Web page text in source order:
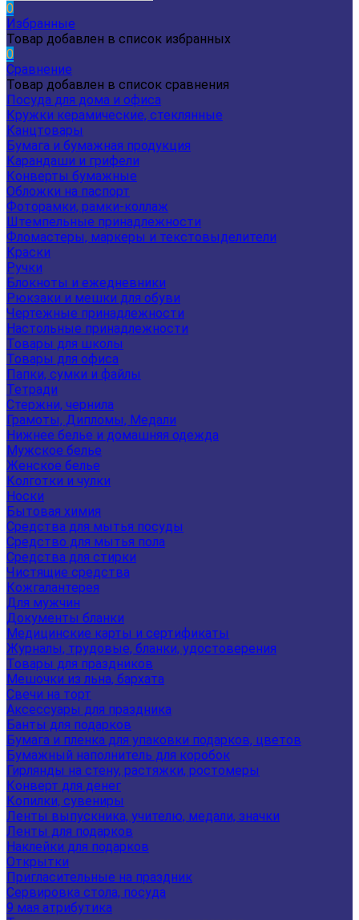
0
Избранные
Товар добавлен в список избранных
0
Сравнение
Товар добавлен в список сравнения
Посуда для дома и офиса
Кружки керамические, стеклянные
Канцтовары
Бумага и бумажная продукция
Карандаши и грифели
Конверты бумажные
Обложки на паспорт
Фоторамки, рамки-коллаж
Штемпельные принадлежности
Фломастеры, маркеры и текстовыделители
Краски
Ручки
Блокноты и ежедневники
Рюкзаки и мешки для обуви
Чертежные принадлежности
Настольные принадлежности
Товары для школы
Товары для офиса
Папки, сумки и файлы
Тетради
Стержни, чернила
Грамоты, Дипломы, Медали
Нижнее белье и домашняя одежда
Мужское белье
Женское белье
Колготки и чулки
Носки
Бытовая химия
Средства для мытья посуды
Средство для мытья пола
Средства для стирки
Чистящие средства
Кожгалантерея
Для мужчин
Документы бланки
Медицинские карты и сертификаты
Журналы, трудовые, бланки, удостоверения
Товары для праздников
Мешочки из льна, бархата
Свечи на торт
Аксессуары для праздника
Банты для подарков
Бумага и пленка для упаковки подарков, цветов
Бумажный наполнитель для коробок
Гирлянды на стену, растяжки, ростомеры
Конверт для денег
Копилки, сувениры
Ленты выпускника, учителю, медали, значки
Ленты для подарков
Наклейки для подарков
Открытки
Пригласительные на праздник
Сервировка стола, посуда
9 мая атрибутика